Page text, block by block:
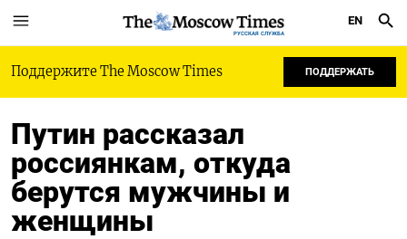
РУССКАЯ СЛУЖБА
EN
Поддержите The Moscow Times ПОДДЕРЖАТЬ
Путин рассказал
россиянкам, откуда
берутся мужчины и
женщины